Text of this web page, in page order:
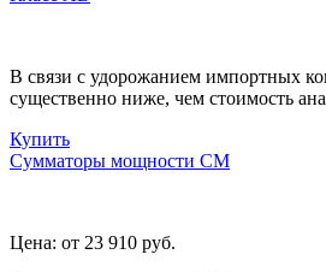
В связи с удорожанием импортных
существенно ниже, чем стоимость
Купить
Сумматоры мощности СМ
Цена: от 23 910 руб.